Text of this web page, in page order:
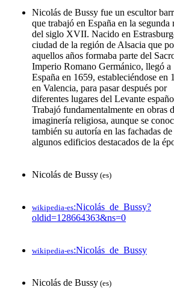
Nicolás de Bussy fue un escultor
que trabajó en España en la segunda
del siglo XVII. Nacido en
ciudad de la región de Alsacia que
aquellos años formaba parte del
Imperio Romano Germánico, llegó a
España en 1659,​ estableciéndose en
en Valencia, para pasar después por
diferentes lugares del Levante
Trabajó fundamentalmente en obras
imaginería religiosa, aunque se
también su autoría en las fachadas de
algunos edificios destacados de la
Nicolás de Bussy (es)
wikipedia-es:Nicolás_de_Bussy?
oldid=128664363&ns=0
wikipedia-es:Nicolás_de_Bussy
Nicolás de Bussy (es)